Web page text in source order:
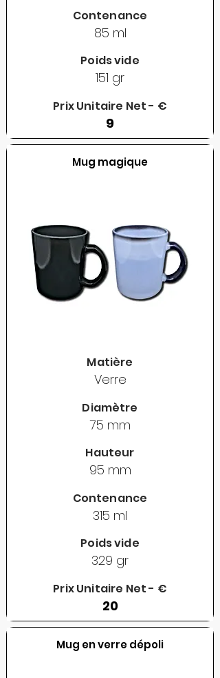
Contenance
85 ml
Poids vide
151 gr
Prix Unitaire Net - €
9
Mug magique
Matière
Verre
Diamètre
75 mm
Hauteur
95 mm
Contenance
315 ml
Poids vide
329 gr
Prix Unitaire Net - €
20
Mug en verre dépoli